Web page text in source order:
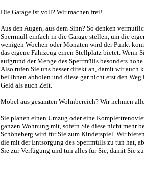
Die Garage ist voll? Wir machen frei!
Aus den Augen, aus dem Sinn? So denken
Sperrmüll einfach in die Garage stellen, um die
wenigen Wochen oder Monaten wird der Punkt
das eigene Fahrzeug einen Stellplatz bietet. Wenn
aufgrund der Menge des Sperrmülls besonders
Also rufen Sie uns besser direkt an, damit wir
bei Ihnen abholen und diese gar nicht erst den
Geld als auch Zeit.
Möbel aus gesamten Wohnbereich? Wir nehmen
Sie planen einen Umzug oder eine
ganzen Wohnung mit, sofern Sie diese nicht mehr
Schöneberg wird für Sie zum Kinderspiel. Wir
die mit der Entsorgung des Sperrmülls zu tun hat,
Sie zur Verfügung und tun alles für Sie, damit Sie